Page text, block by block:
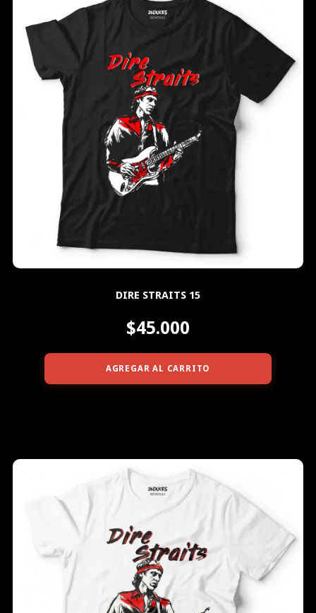
DIRE STRAITS 15
$45.000
AGREGAR AL CARRITO